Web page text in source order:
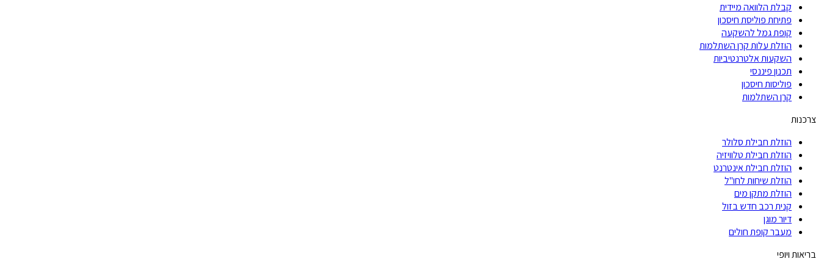
קבלת הלוואה מיידית
פתיחת פוליסת חיסכון
קופת גמל להשקעה
הוזלת עלות קרן השתלמות
השקעות אלטרנטיביות
תכנון פיננסי
פוליסות חיסכון
קרן השתלמות
צרכנות
הוזלת חבילת סלולר
הוזלת חבילת טלוויזיה
הוזלת חבילת אינטרנט
הוזלת שיחות לחו"ל
הוזלת מתקן מים
קנית רכב חדש בזול
דיור מוגן
מעבר קופת חולים
בריאות ויופי